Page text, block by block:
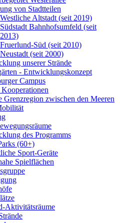
von Stadtteilen
Westliche Altstadt (seit 2019)
Südstadt Bahnhofsumfeld (seit
2013)
Fruerlund-Süd (seit 2010)
Neustadt (seit 2000)
unserer Strände
- Entwicklungskonzept
Campus
Grenzregion zwischen den Meeren
des Programms
(60+)
Sport-Geräte
Spielflächen
Aktivitätsräume